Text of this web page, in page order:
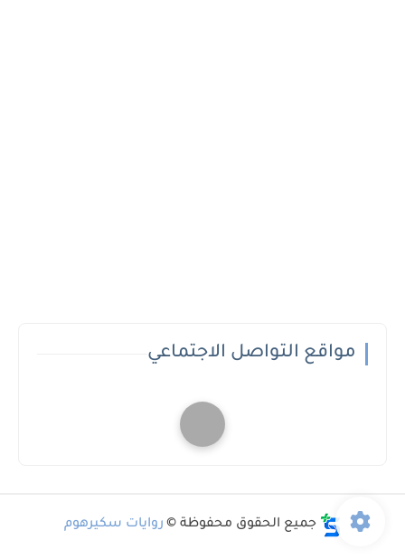
مواقع التواصل الاجتماعي
جميع الحقوق محفوظة © روايات سكيرهوم